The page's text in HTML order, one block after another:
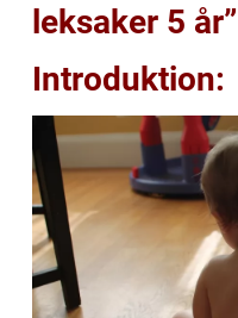
leksaker 5 år”
Introduktion: